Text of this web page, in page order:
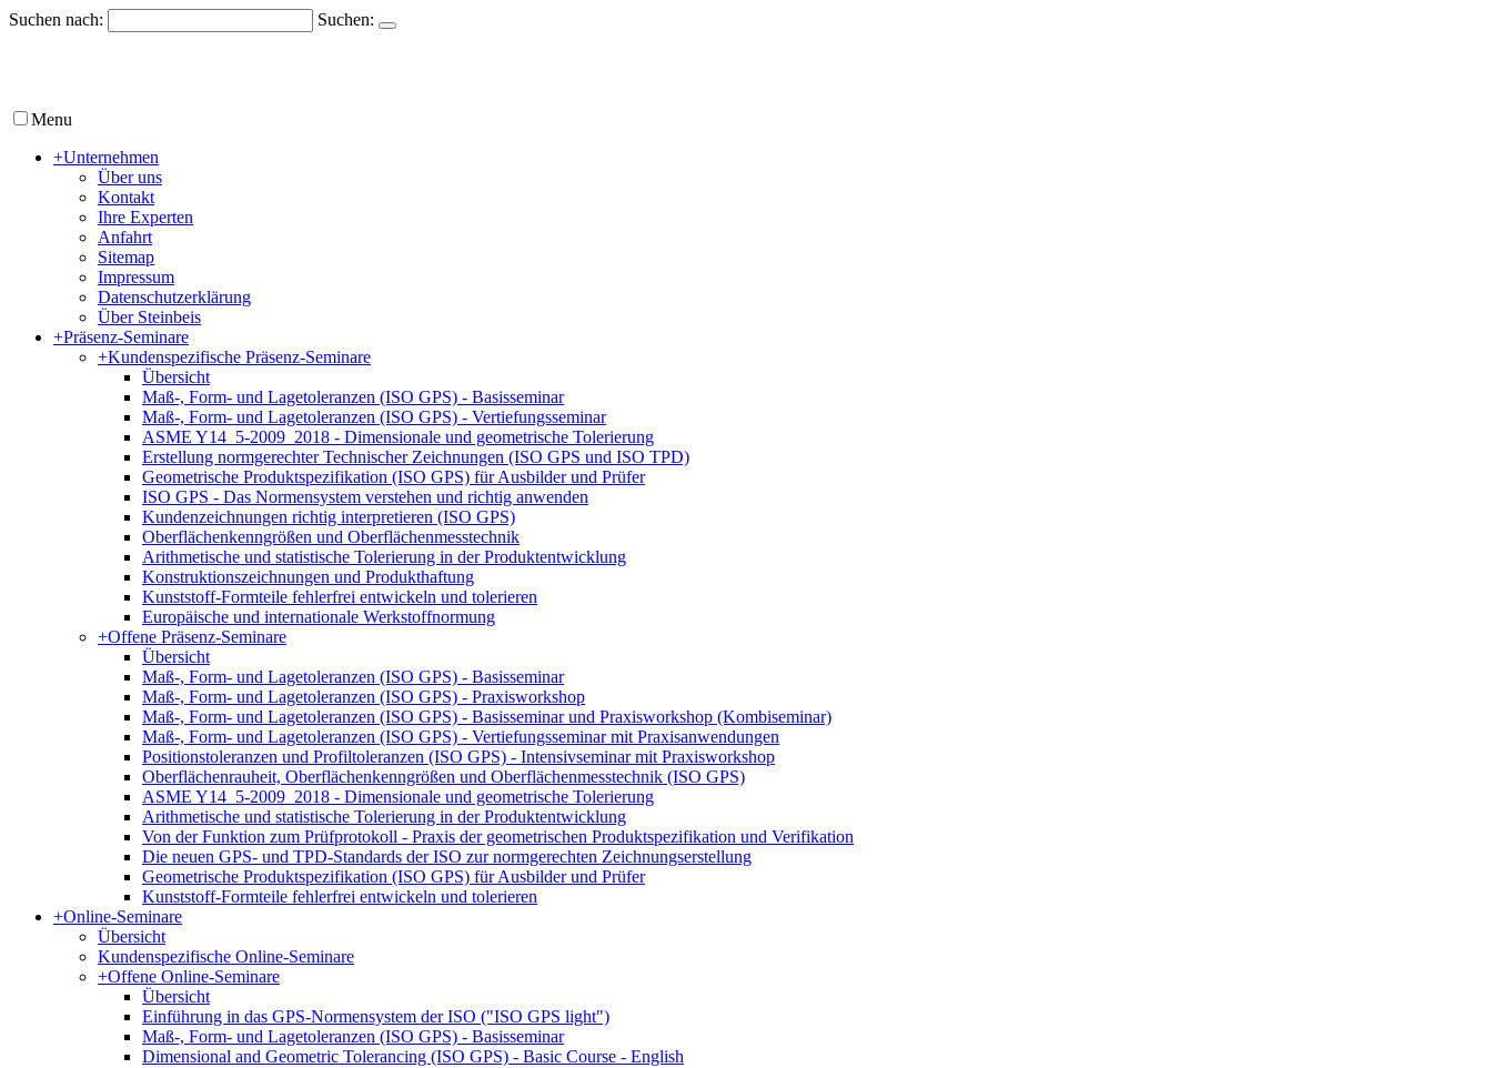
Suchen nach: Suchen:
Menu
+Unternehmen
Über uns
Kontakt
Ihre Experten
Anfahrt
Sitemap
Impressum
Datenschutzerklärung
Über Steinbeis
+Präsenz-Seminare
+Kundenspezifische Präsenz-Seminare
Übersicht
Maß-, Form- und Lagetoleranzen (ISO GPS) - Basisseminar
Maß-, Form- und Lagetoleranzen (ISO GPS) - Vertiefungsseminar
ASME Y14_5-2009_2018 - Dimensionale und geometrische Tolerierung
Erstellung normgerechter Technischer Zeichnungen (ISO GPS und ISO TPD)
Geometrische Produktspezifikation (ISO GPS) für Ausbilder und Prüfer
ISO GPS - Das Normensystem verstehen und richtig anwenden
Kundenzeichnungen richtig interpretieren (ISO GPS)
Oberflächenkenngrößen und Oberflächenmesstechnik
Arithmetische und statistische Tolerierung in der Produktentwicklung
Konstruktionszeichnungen und Produkthaftung
Kunststoff-Formteile fehlerfrei entwickeln und tolerieren
Europäische und internationale Werkstoffnormung
+Offene Präsenz-Seminare
Übersicht
Maß-, Form- und Lagetoleranzen (ISO GPS) - Basisseminar
Maß-, Form- und Lagetoleranzen (ISO GPS) - Praxisworkshop
Maß-, Form- und Lagetoleranzen (ISO GPS) - Basisseminar und Praxisworkshop (Kombiseminar)
Maß-, Form- und Lagetoleranzen (ISO GPS) - Vertiefungsseminar mit Praxisanwendungen
Positionstoleranzen und Profiltoleranzen (ISO GPS) - Intensivseminar mit Praxisworkshop
Oberflächenrauheit, Oberflächenkenngrößen und Oberflächenmesstechnik (ISO GPS)
ASME Y14_5-2009_2018 - Dimensionale und geometrische Tolerierung
Arithmetische und statistische Tolerierung in der Produktentwicklung
Von der Funktion zum Prüfprotokoll - Praxis der geometrischen Produktspezifikation und Verifikation
Die neuen GPS- und TPD-Standards der ISO zur normgerechten Zeichnungserstellung
Geometrische Produktspezifikation (ISO GPS) für Ausbilder und Prüfer
Kunststoff-Formteile fehlerfrei entwickeln und tolerieren
+Online-Seminare
Übersicht
Kundenspezifische Online-Seminare
+Offene Online-Seminare
Übersicht
Einführung in das GPS-Normensystem der ISO ("ISO GPS light")
Maß-, Form- und Lagetoleranzen (ISO GPS) - Basisseminar
Dimensional and Geometric Tolerancing (ISO GPS) - Basic Course - English